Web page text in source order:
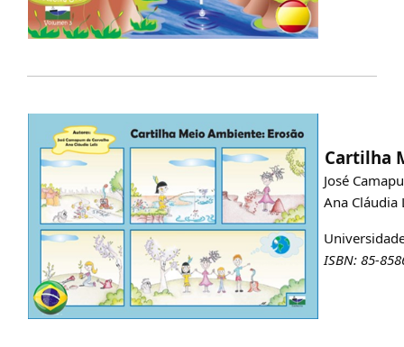
Cartilha
José
Ana Cláudia
ISBN: 85-